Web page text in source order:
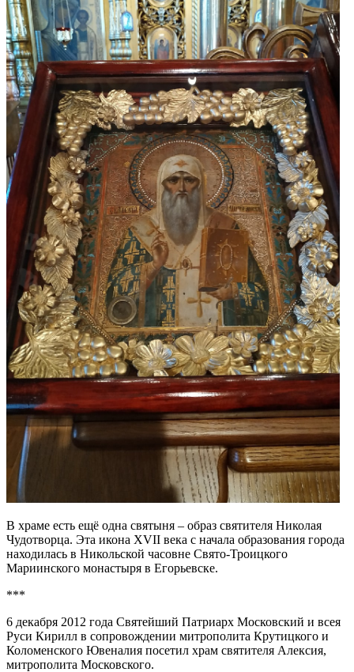
В храме есть ещё одна святыня – образ святителя Николая
Чудотворца. Эта икона XVII века с начала образования города
находилась в Никольской часовне Свято-Троицкого
Мариинского монастыря в Егорьевске.
***
6 декабря 2012 года Святейший Патриарх Московский и всея
Руси Кирилл в сопровождении митрополита Крутицкого и
Коломенского Ювеналия посетил храм святителя Алексия,
митрополита Московского.